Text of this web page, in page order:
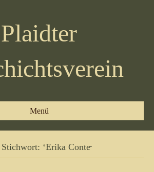
Plaidter
Menü
‘Erika Conte̵